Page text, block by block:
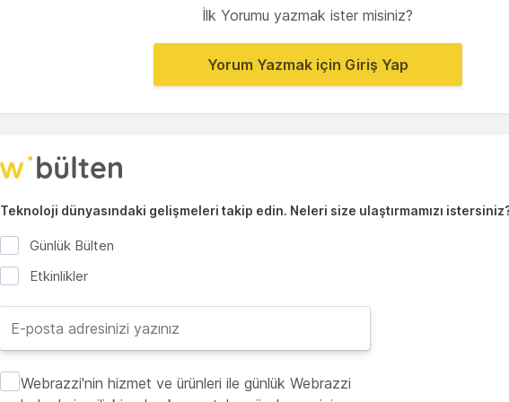
İlk Yorumu yazmak ister misiniz?
Yorum Yazmak için Giriş Yap
Teknoloji dünyasındaki gelişmeleri takip edin. Neleri size ulaştırmamızı
Günlük Bülten
Etkinlikler
Webrazzi'nin hizmet ve ürünleri ile günlük Webrazzi